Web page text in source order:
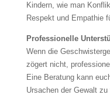
Kindern, wie man
Respekt und Empathie
Professionelle
Wenn die
zögert nicht,
Eine Beratung kann
Ursachen der Gewalt